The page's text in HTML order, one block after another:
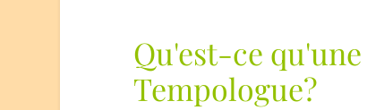
Qu'est-ce qu'une
Tempologue?